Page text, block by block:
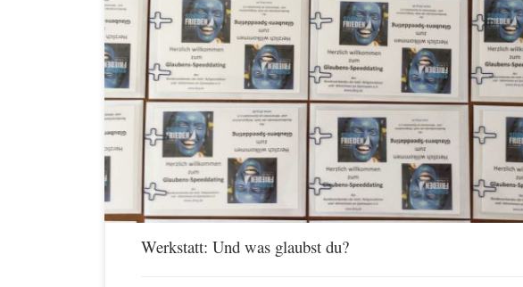
Glaubensspeeddating in der Kneipe Samstag 16.30 bis 18.00 Gaststätte „Klamm & Heinrich“,
Irmgard Alkemeier, Vorstand des BKRG, Münster Harald Drescher, Vorstand des BKRG,
Elmar Middendorf, Vorstand des BKRG, Gau-Bischofsheim -> Bundesverband der
Religionslehrerinnen und -lehrer an Gymnasien (BKRG) (Programmheft S. 219)
https://www.katholikentag.de/no_cache/programm/programm.html#session/1011476101/
Werkstatt: Und was glaubst du?